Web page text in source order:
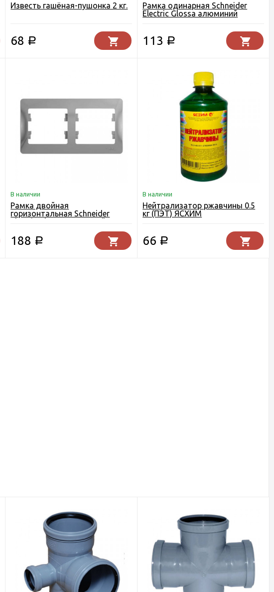
Известь гашёная-пушонка 2 кг.
68 Р
Рамка одинарная Schneider
Electric Glossa алюминий
113 Р
В наличии
Рамка двойная
горизонтальная Schneider
Electric Glossa алюминий
188 Р
В наличии
Нейтрализатор ржавчины 0.5
кг (ПЭТ) ЯСХИМ
66 Р